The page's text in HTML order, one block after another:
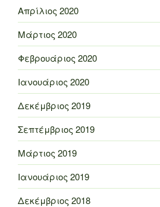
Απρίλιος 2020
Μάρτιος 2020
Φεβρουάριος 2020
Ιανουάριος 2020
Δεκέμβριος 2019
Σεπτέμβριος 2019
Μάρτιος 2019
Ιανουάριος 2019
Δεκέμβριος 2018